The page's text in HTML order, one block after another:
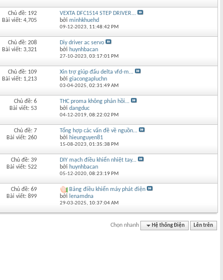
Chủ đề: 192
Bài viết: 4,705
VEXTA DFC1514 STEP DRIVER...
bởiminhkhuehd
09-12-2023, 11:48:42 PM
Chủ đề: 208
Bài viết: 3,321
Diy driver ac servo
bởi huynhbacan
27-10-2023,03:17:01 PM
Chủ đề: 109
Bài viết: 1,213
Xin trợ giúp đấu delta vfd-m...
bởigiacongapluchn
03-04-2025,02:31:49 AM
Chủ đề: 6
Bài viết: 53
THC proma không phản hồi...
bởidangduc
04-12-2019,08:22:02 PM
Chủ đề: 7
Bài viết: 260
Tổng hợp các vấn đề về nguồn...
bởi hieunguyen81
15-08-2023,01:35:38 PM
Chủ đề: 39
Bài viết: 522
DIY mạch điều khiển nhiệt tay...
bởi huynhbacan
05-12-2020,08:23:19 PM
Chủ đề: 69
Bài viết: 899
Bảng điều khiển máy phát điện
bởi lenamdna
29-03-2025, 10:37:04 AM
Chọn nhanh Hệ thống Điện Lên trên